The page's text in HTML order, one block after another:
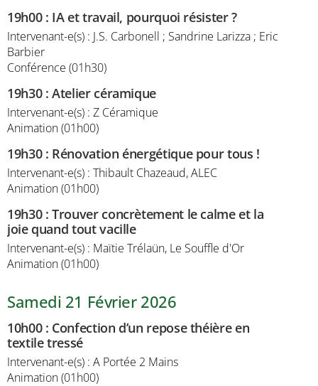
19h00: IA et travail, pourquoi résister ?
Intervenant-e(s) : J.S. Carbonell ; Sandrine Larizza ; Eric
Barbier
Conférence (01h30)
19h30:Atelier céramique
Intervenant-e(s) : Z Céramique
Animation (01h00)
19h30: Rénovation énergétique pour tous !
Intervenant-e(s) : Thibault Chazeaud, ALEC
Animation (01h00)
19h30:Trouver concrètement le calme et la
joie quand tout vacille
Intervenant-e(s) : Maïtie Trélaün, Le Souffle d'Or
Animation (01h00)
Samedi 21 Février 2026
10h00: Confection d’un repose théière en
textile tressé
Intervenant-e(s) : A Portée 2 Mains
Animation (01h00)